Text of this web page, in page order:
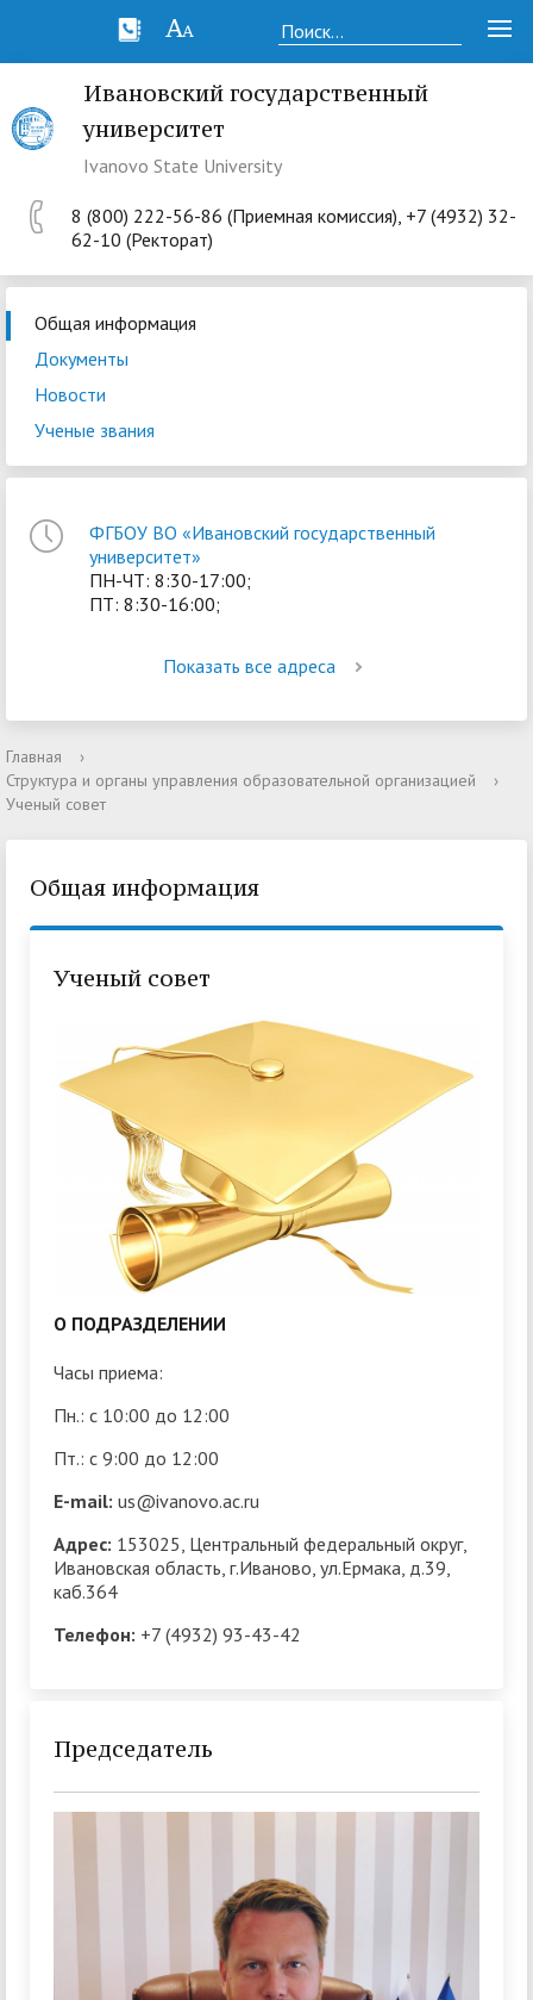
Ивановский государственный
университет
Ivanovo State University
8 (800) 222-56-86 (Приемная комиссия), +7 (4932) 32-
62-10 (Ректорат)
Общая информация
Документы
Новости
Ученые звания
ФГБОУ ВО «Ивановский государственный
университет»
ПН-ЧТ: 8:30-17:00;
ПТ: 8:30-16:00;
Показать все адреса
Главная
›
Структура и органы управления образовательной организацией
›
Ученый совет
Общая информация
Ученый совет
О ПОДРАЗДЕЛЕНИИ
Часы приема:
Пн.: с 10:00 до 12:00
Пт.: с 9:00 до 12:00
E-mail: us@ivanovo.ac.ru
Адрес: 153025, Центральный федеральный округ,
Ивановская область, г.Иваново, ул.Ермака, д.39,
каб.364
Телефон: +7 (4932) 93-43-42
Председатель